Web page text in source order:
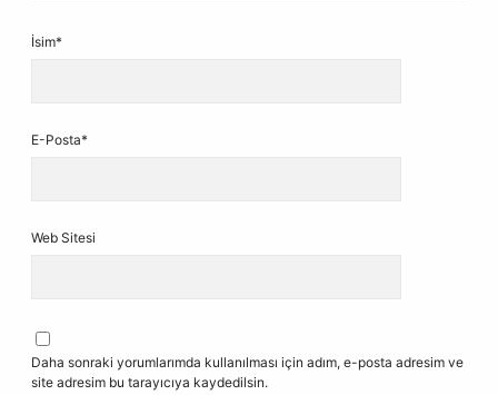
İsim*
E-Posta*
Web Sitesi
Daha sonraki yorumlarımda kullanılması için adım, e-posta adresim ve
site adresim bu tarayıcıya kaydedilsin.